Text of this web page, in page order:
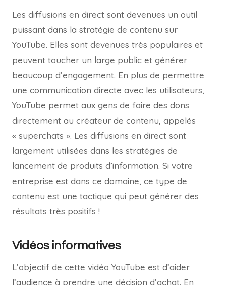
Les diffusions en direct sont devenues un outil
puissant dans la stratégie de contenu sur
YouTube. Elles sont devenues très populaires et
peuvent toucher un large public et générer
beaucoup d’engagement. En plus de permettre
une communication directe avec les utilisateurs,
YouTube permet aux gens de faire des dons
directement au créateur de contenu, appelés
« superchats ». Les diffusions en direct sont
largement utilisées dans les stratégies de
lancement de produits d’information. Si votre
entreprise est dans ce domaine, ce type de
contenu est une tactique qui peut générer des
résultats très positifs !
Vidéos informatives
L’objectif de cette vidéo YouTube est d’aider
l’audience à prendre une décision d’achat. En